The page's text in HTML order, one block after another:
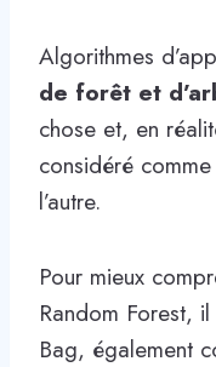
Algorithmes
de forêt et
chose et, en
considéré
l’autre.
Pour mieux
Random Forest,
Bag, également